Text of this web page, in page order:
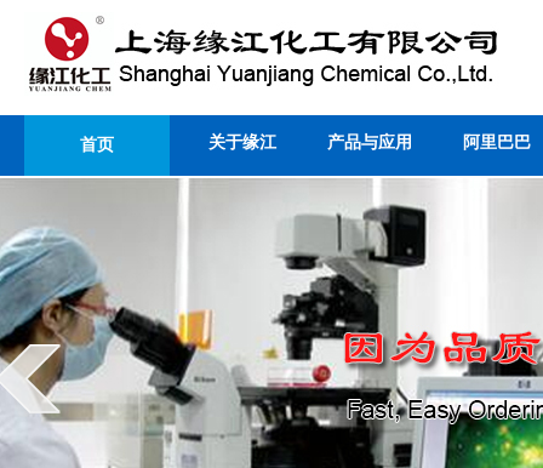
首页 关于缘江 产品与应用 阿里巴巴